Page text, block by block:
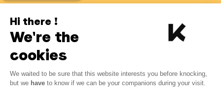
Belgique/FR
Hi there !
We're the
cookies
We waited to be sure that this website interests you before knocking,
but we have to know if we can be your companions during your visit.